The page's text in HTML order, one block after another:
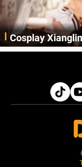
Lala Croft vừa
AI